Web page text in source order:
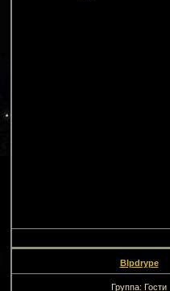
Blpdrype
Группа: Гости